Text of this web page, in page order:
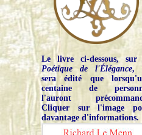
Le livre ci-dessous, sur
Poétique de l'Élégance,
sera édité que
centaine de
l'auront
Cliquer sur l'image
davantage d'informations.